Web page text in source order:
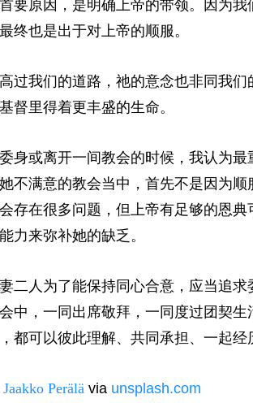
要原因，是明确上帝的带领。因为
终也是出于对上帝的顺服。
过我们的道路，祂的意念也非同我
督里得着更丰盛的生命。
身或离开一间教会的时候，我认为
不满意的教会当中，首先不是因为
存在很多问题，但上帝有足够的恩
力来弥补她的缺乏。
二人为了能保持同心合意，应当追
中，一同出席敬拜，一同度过团契
都可以彼此理解、共同承担、一起经
Jaakko Perälä via unsplash.com